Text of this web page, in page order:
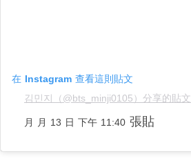
在 Instagram 查看這則貼文
김민지（@bts_minji0105）分享的貼文
月 月 13 日 下午 11:40 張貼